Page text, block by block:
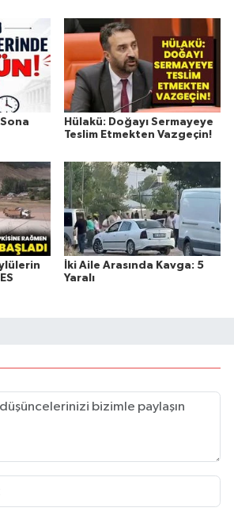
Hülakü: Doğayı Sermayeye
Teslim Etmekten Vazgeçin!
İki Aile Arasında Kavga: 5
Yaralı